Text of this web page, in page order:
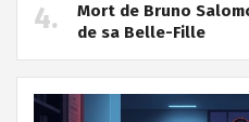
Mort de Bruno
de sa Belle-Fille